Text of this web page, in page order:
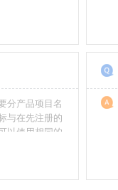
要承担侵权
情节严重
分产品项目名
与在先注册的
以使用相同的